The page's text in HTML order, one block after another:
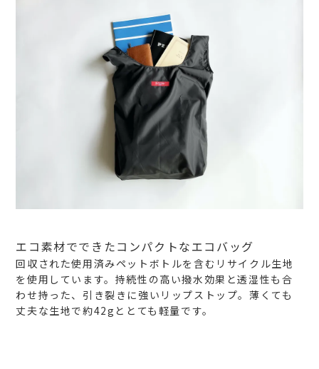
エコ素材でできたコンパクトなエコバッグ
回収された使用済みペットボトルを含むリサイクル生地
を使用しています。持続性の高い撥水効果と透湿性も合
わせ持った、引き裂きに強いリップストップ。薄くても
丈夫な生地で約42gととても軽量です。